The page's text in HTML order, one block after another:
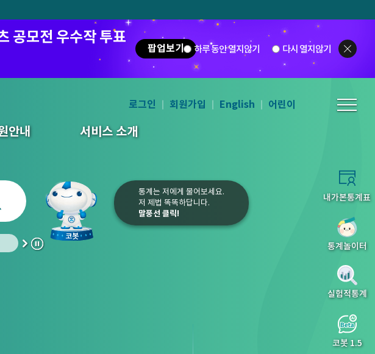
공모전 우수작 투표
팝업보기 하루 동안 열지않기 다시 열지않기
안내 서비스 소개
로그인 회원가입 English 어린이
내가본통계표
통계놀이터
실험적통계
코봇 1.5
4 8
다 정
통계는 저에게 물어보세요.
저 제법 똑똑하답니다.
말풍선 클릭!